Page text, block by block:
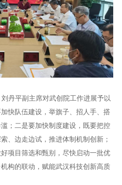
丹平副主席对武创院工作进展予以
快队伍建设，举旗子、招人手、搭
；二是要加快制度建设，既要把控
、边走边试，推进体制机制创新；
项目筛选和甄别，尽快启动一批优
构的联动，赋能武汉科技创新高质